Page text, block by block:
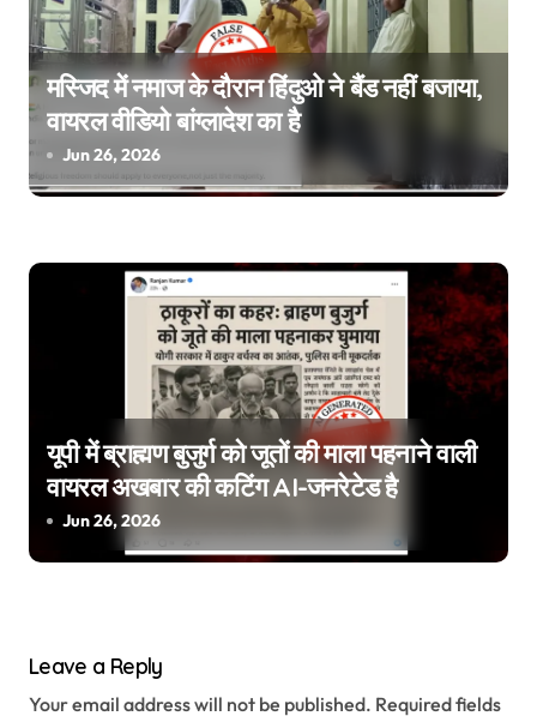
मस्जिद में नमाज के दौरान हिंदुओ ने बैंड नहीं बजाया,
वायरल वीडियो बांग्लादेश का है
Jun 26, 2026
यूपी में ब्राह्मण बुजुर्ग को जूतों की माला पहनाने वाली
वायरल अखबार की कटिंग AI-जनरेटेड है
Jun 26, 2026
Leave a Reply
Your email address will not be published. Required fields